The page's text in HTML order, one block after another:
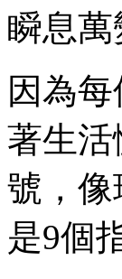
瞬息
因為
著生
號，像
是9個